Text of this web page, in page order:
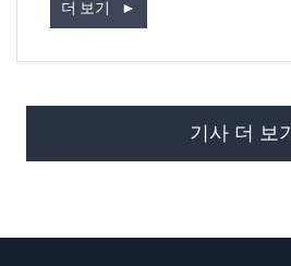
더 보기 ►
기사 더 보기